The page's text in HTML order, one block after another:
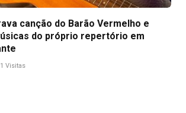
canção do Barão Vermelho e
do próprio repertório em
1 Visitas